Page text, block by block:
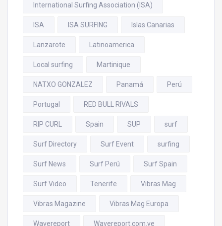
International Surfing Association (ISA)
ISA ISA SURFING Islas Canarias
Lanzarote Latinoamerica
Local surfing Martinique
NATXO GONZALEZ Panamá Perú
Portugal RED BULL RIVALS
RIP CURL Spain SUP surf
Surf Directory Surf Event surfing
Surf News Surf Perú Surf Spain
Surf Video Tenerife Vibras Mag
Vibras Magazine Vibras Mag Europa
Wavereport Wavereport.com.ve